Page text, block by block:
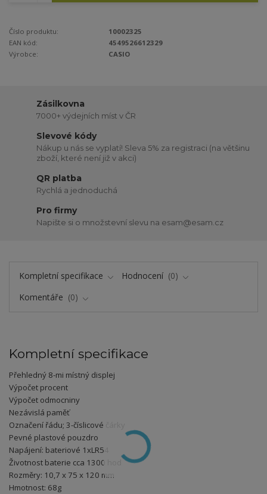
Číslo produktu:
10002325
EAN kód:
4549526612329
Výrobce:
CASIO
Zásilkovna
7000+ výdejních míst v ČR
Slevové kódy
Nákup u nás se vyplatí! Sleva 5% za registraci (na většinu
zboží, které není již v akci)
QR platba
Rychlá a jednoduchá
Pro firmy
Napište si o množstevní slevu na esam@esam.cz
Kompletní specifikace Hodnocení
0
Komentáře
0
Kompletní specifikace
Přehledný 8-mi místný displej
Výpočet procent
Výpočet odmocniny
Nezávislá paměť
Označení řádu; 3-číslicové čárky
Pevné plastové pouzdro
Napájení: bateriové 1xLR54
Životnost baterie cca 1300 hod
Rozměry: 10,7 x 75 x 120 mm
Hmotnost: 68g